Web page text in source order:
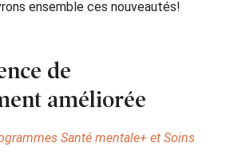
ensemble ces nouveautés!
de
améliorée
Santé mentale+ et Soins